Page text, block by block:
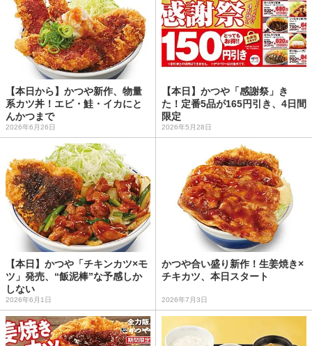
【本日から】かつや新作、物量
系カツ丼！エビ・鮭・イカにと
んかつまで
2026年6月26日
【本日】かつや「感謝祭」き
た！定番5品が165円引き、4日間
限定
2026年5月28日
【本日】かつや「チキンカツ×モ
ツ」発売、“飯泥棒”な予感しか
しない
2026年6月1日
かつや合い盛り新作！生姜焼き×
チキカツ、本日スタート
2026年7月3日